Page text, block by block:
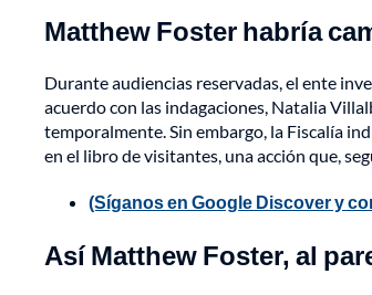
Matthew Foster habría
Durante audiencias reservadas, el ente
acuerdo con las indagaciones, Natalia
temporalmente. Sin embargo, la Fiscalía
en el libro de visitantes, una acción que,
(Síganos en Google Discover y
Así Matthew Foster, al